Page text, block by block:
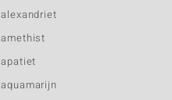
alexandriet
amethist
apatiet
aquamarijn